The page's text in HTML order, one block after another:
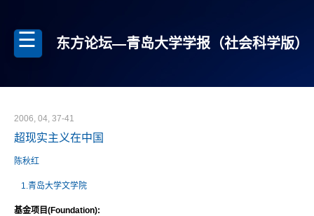
东方论坛—青岛大学学报（社会科学版）
2006, 04, 37-41
超现实主义在中国
陈秋红
1.青岛大学文学院
基金项目(Foundation):